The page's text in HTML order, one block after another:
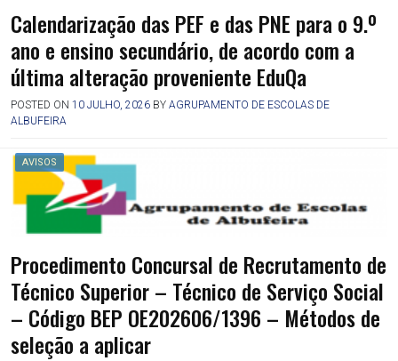
Calendarização das PEF e das PNE para o 9.º
ano e ensino secundário, de acordo com a
última alteração proveniente EduQa
POSTED ON 10 JULHO, 2026 BY AGRUPAMENTO DE ESCOLAS DE
ALBUFEIRA
AVISOS
Procedimento Concursal de Recrutamento de
Técnico Superior – Técnico de Serviço Social
– Código BEP OE202606/1396 – Métodos de
seleção a aplicar